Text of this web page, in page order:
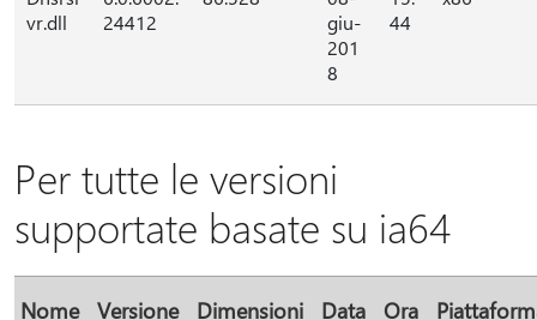
vr.dll
24412
giu-
201
8
44
Per tutte le versioni
supportate basate su ia64
Nome
Versione
Dimensioni
Data Ora